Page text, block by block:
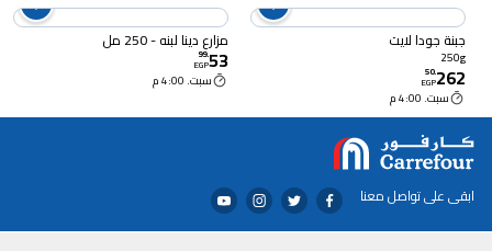
جبنة جودا لايت
250g
262
.
50
EGP
سبت. 4:00 م
مزارع دينا لبنه - 250 مل
53
.
99
EGP
سبت. 4:00 م
ابقى على تواصل معنا